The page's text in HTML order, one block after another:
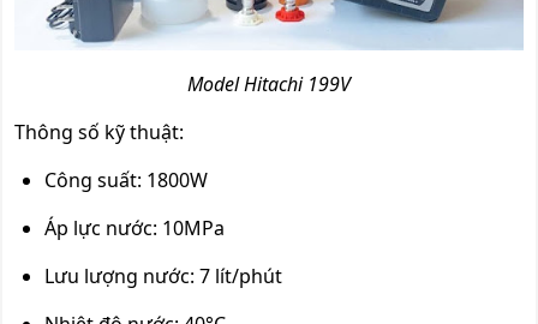
Model Hitachi 199V
Thông số kỹ thuật:
Công suất: 1800W
Áp lực nước: 10MPa
Lưu lượng nước: 7 lít/phút